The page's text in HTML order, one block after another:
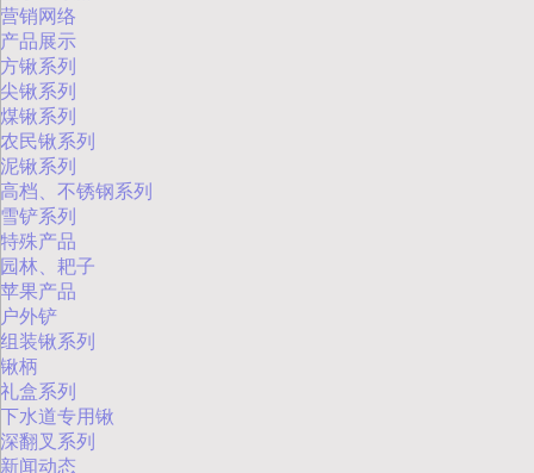
营销网络
产品展示
方锹系列
尖锹系列
煤锹系列
农民锹系列
泥锹系列
高档、不锈钢系列
雪铲系列
特殊产品
园林、耙子
苹果产品
户外铲
组装锹系列
锹柄
礼盒系列
下水道专用锹
深翻叉系列
新闻动态